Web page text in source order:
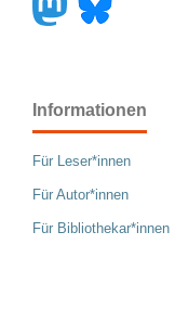
Informationen
Für Leser*innen
Für Autor*innen
Für Bibliothekar*innen